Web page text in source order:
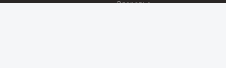
Здоровье